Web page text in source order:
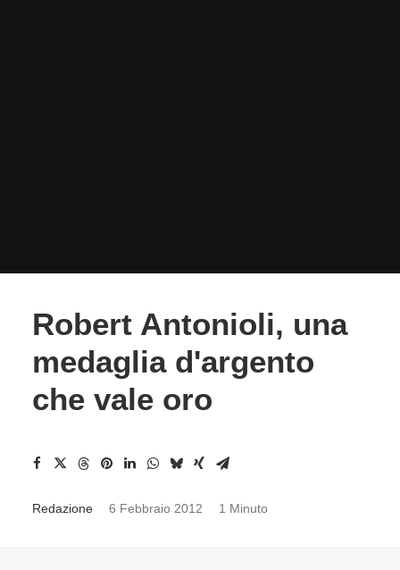
Robert Antonioli, una
medaglia d'argento
che vale oro
Redazione 6 Febbraio 2012 1 Minuto